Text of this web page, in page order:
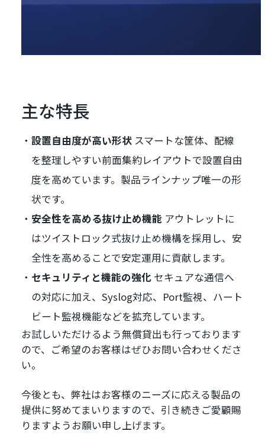
主な特長
設置自由度が高い形状スマートな筐体、配線
を整理しやすい前面集約レイアウトで設置自由
度を高めています。製品ラインナップ唯一の形
状です。
安全性を高める抜け止め機能 アウトレットに
はツイストロック式抜け止め機構を採用し、安
全性を高めることで安定運用に貢献します。
セキュリティと機能の強化セキュアな通信へ
の対応に加え、Syslog対応、Port監視、ハート
ビート監視機能などを拡充しています。
お試しいただけるよう無償貸出も行っております
ので、ご希望のお客様はぜひお問い合わせくださ
い。
今後とも、弊社はお客様のニーズに応える製品の
提供に努めてまいりますので、引き続きご愛顧賜
りますようお願い申し上げます。